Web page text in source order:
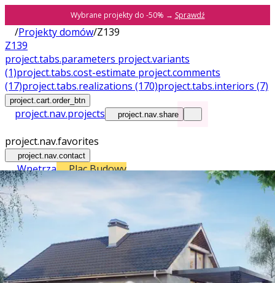
Wybrane projekty do -50% → Sprawdź
/Projekty domów/Z139
Z139
project.tabs.parameters project.variants
(1)project.tabs.cost-estimate project.comments
(17)project.tabs.realizations (170)project.tabs.interiors (7)
project.cart.order_btn
project.nav.projects project.nav.share
project.nav.favorites
project.nav.contact
Wnętrza Plac Budowy